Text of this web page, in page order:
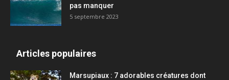
pas manquer
5 septembre 2023
Articles populaires
Marsupiaux : 7 adorables créatures dont